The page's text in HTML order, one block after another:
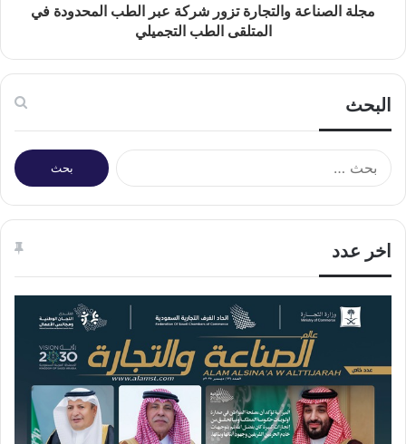
مجلة الصناعة والتجارة تزور شركة عبر الطب المحدودة في
المتلقى الطب التجميلي
البحث
البحث
عن:
اخر عدد